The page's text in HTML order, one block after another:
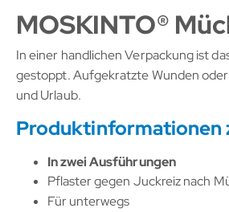
MOSKINTO®
In einer handlichen Verpackung ist
gestoppt. Aufgekratzte Wunden
und Urlaub.
Produktinformationen
In zwei Ausführungen
Pflaster gegen Juckreiz nach
Für unterwegs